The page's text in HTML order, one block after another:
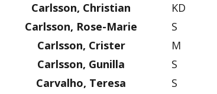
Carlsson, Christian
KD
Carlsson, Rose-Marie
S
Carlsson, Crister
M
Carlsson, Gunilla
S
Carvalho, Teresa
S